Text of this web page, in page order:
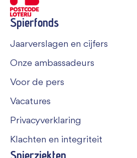
Spierfonds
Jaarverslagen en cijfers
Onze ambassadeurs
Voor de pers
Vacatures
Privacyverklaring
Klachten en integriteit